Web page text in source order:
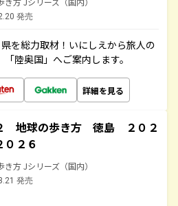
発売
県を総力取材！いにしえから旅人の
陸奥国」へご案内します。
詳細を見る
地球の歩き方 徳島 ２０２
０２６
き方 Jシリーズ（国内）
発売